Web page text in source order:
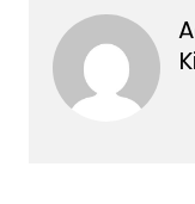
Ki